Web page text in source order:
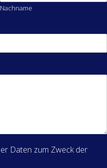
Nachname
Daten zum Zweck der